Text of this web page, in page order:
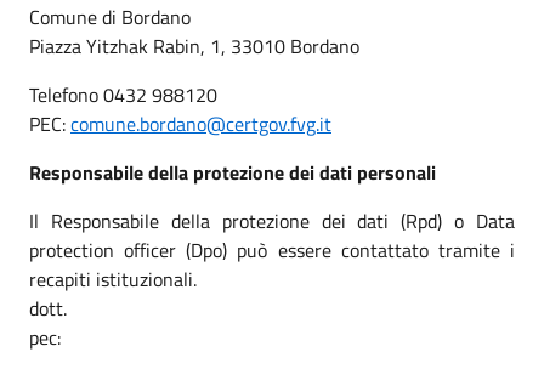
Comune di Bordano
Piazza Yitzhak Rabin, 1, 33010 Bordano
Telefono 0432 988120
PEC:comune.bordano@certgov.fvg.it
Responsabile della protezione dei dati personali
Il Responsabile della protezione dei dati (Rpd) o Data
protection officer (Dpo) può essere contattato tramite i
recapiti istituzionali.
dott.
pec: